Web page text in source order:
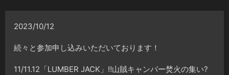
2023/10/12
続々と参加申し込みいただいております！
11/11.12「LUMBER JACK」‼️山賊キャンパー焚火の集い?